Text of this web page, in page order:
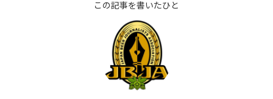
この記事を書いたひと